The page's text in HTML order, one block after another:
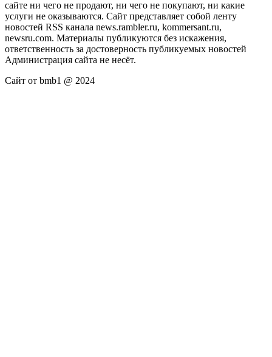
сайте ни чего не продают, ни чего не покупают, ни какие
услуги не оказываются. Сайт представляет собой ленту
новостей RSS канала news.rambler.ru, kommersant.ru,
newsru.com. Материалы публикуются без искажения,
ответственность за достоверность публикуемых новостей
Администрация сайта не несёт.
Сайт от bmb1 @ 2024